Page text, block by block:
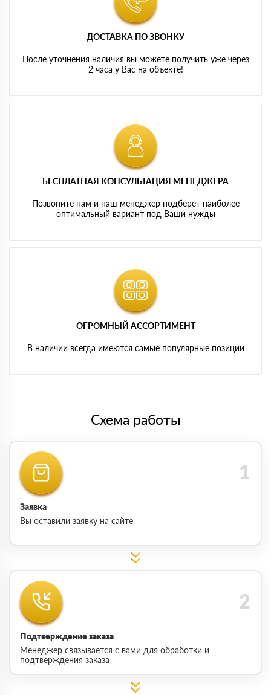
ДОСТАВКА ПО ЗВОНКУ
После уточнения наличия вы можете получить уже через
2 часа у Вас на объекте!
БЕСПЛАТНАЯ КОНСУЛЬТАЦИЯ МЕНЕДЖЕРА
Позвоните нам и наш менеджер подберет наиболее
оптимальный вариант под Ваши нужды
ОГРОМНЫЙ АССОРТИМЕНТ
В наличии всегда имеются самые популярные позиции
Схема работы
Заявка
Вы оставили заявку на сайте
Подтверждение заказа
Менеджер связывается с вами для обработки и
подтверждения заказа